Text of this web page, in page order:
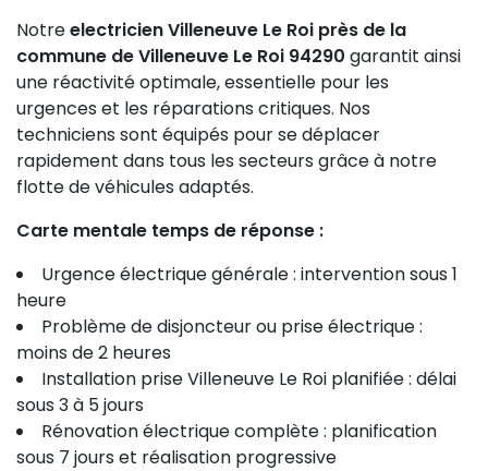
Notreelectricien Villeneuve Le Roi près de la
commune de Villeneuve Le Roi 94290 garantit ainsi
une réactivité optimale, essentielle pour les
urgences et les réparations critiques. Nos
techniciens sont équipés pour se déplacer
rapidement dans tous les secteurs grâce à notre
flotte de véhicules adaptés.
Carte mentale temps de réponse :
Urgence électrique générale : intervention sous 1
heure
Problème de disjoncteur ou prise électrique :
moins de 2 heures
Installation prise Villeneuve Le Roi planifiée : délai
sous 3 à 5 jours
Rénovation électrique complète : planification
sous 7 jours et réalisation progressive